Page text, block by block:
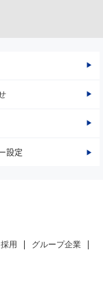
設定
採用
グループ企業